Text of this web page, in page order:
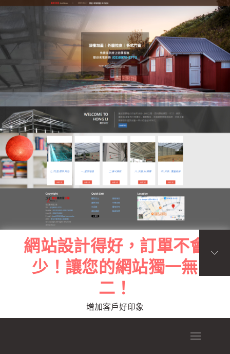
Skip
to
content
網站設計得好，訂單不會
少！讓您的網站獨一無
二！
增加客戶好印象